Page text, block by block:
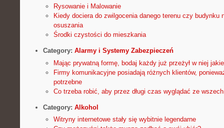
Rysowanie i Malowanie
Kiedy dociera do zwilgocenia danego terenu czy budynku
osuszania
Środki czystości do mieszkania
Category: Alarmy i Systemy Zabezpieczeń
Mając prywatną formę, bodaj każdy już przeżył w niej
Firmy komunikacyjne posiadają różnych klientów,
potrzebne
Co trzeba robić, aby przez długi czas wyglądać ze
Category: Alkohol
Witryny internetowe stały się wybitnie legendarne